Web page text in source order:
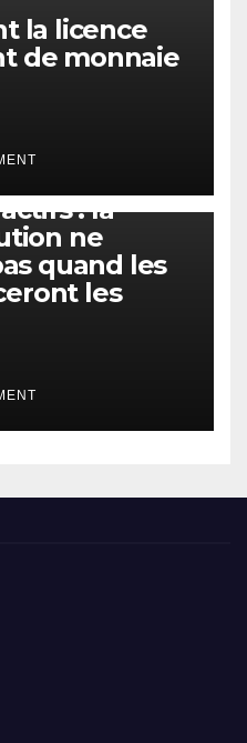
la licence
de monnaie
: la
ne
quand les
les